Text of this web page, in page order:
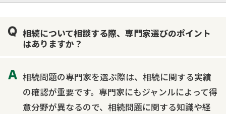
相続手続き
銀行手続き
家族信託
成年後見・任意後見
相続トラブル
相続について相談する際、専門家選びのポイント
はありますか？
相続問題の専門家を選ぶ際は、相続に関する実績
の確認が重要です。専門家にもジャンルによって得
意分野が異なるので、相続問題に関する知識や経